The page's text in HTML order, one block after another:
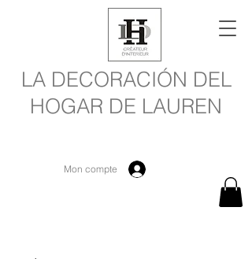
LA DECORACIÓN DEL
HOGAR DE LAUREN
Mon compte